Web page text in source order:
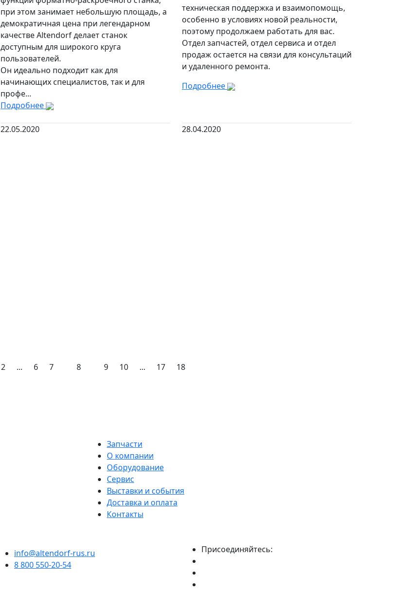
при этом занимает небольшую площадь, а
демократичная цена при легендарном
качестве Altendorf делает станок
доступным для широкого круга
пользователей.
Он идеально подходит как для
начинающих специалистов, так и для
профе...
Подробнее
22.05.2020
техническая поддержка и взаимопомощь,
особенно в условиях новой реальности,
поэтому продолжаем работать для вас.
Отдел запчастей, отдел сервиса и отдел
продаж остается на связи для консультаций
и удаленного ремонта.
Подробнее
28.04.2020
2 ... 6 7 8 9 10 ... 17 18
Запчасти
О компании
Оборудование
Сервис
Выставки и события
Доставка и оплата
Контакты
info@altendorf-rus.ru
8 800 550-20-54
Присоединяйтесь: